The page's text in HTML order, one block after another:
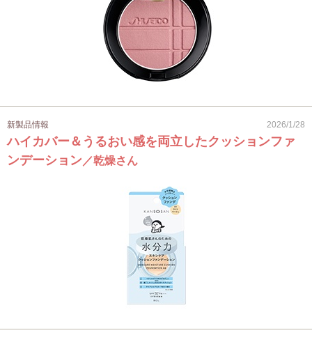
新製品情報 2026/1/28
ハイカバー＆うるおい感を両立したクッションファ
ンデーション ／乾燥さん